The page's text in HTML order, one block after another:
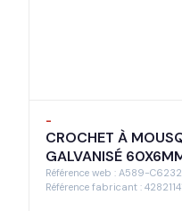
-
CROCHET À
GALVANISÉ
Référence web : A589-
Référence fabricant :